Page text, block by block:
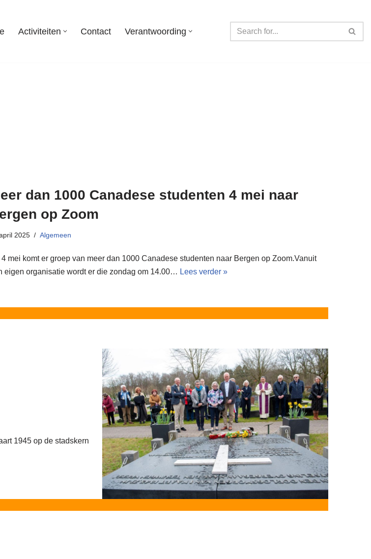
Activiteiten Contact Verantwoording
dan 1000 Canadese studenten 4 mei naar
op Zoom
2025 Algemeen
4 mei komt er groep van meer dan 1000 Canadese studenten naar Bergen op Zoom.Vanuit
eigen organisatie wordt er die zondag om 14.00… Lees verder »
1945 op de stadskern